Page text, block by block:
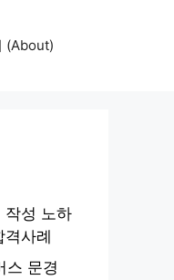
(About)
작성 노하
사례
스 문경